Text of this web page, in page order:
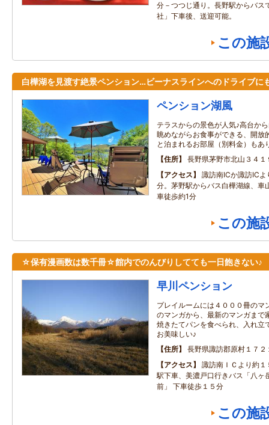
分－つつじ通り。長野駅からバス
社」下車後、送迎可能。
この施
白樺湖を見渡す絶景ペンション…ビーナスラインへのドライブに
ペンション湖風
テラスからの景色が人気♪高台か
眺めながらお食事ができる、開放
と泊まれるお部屋（別料金）もあ
住所
長野県茅野市北山３４１
アクセス
諏訪南ICか諏訪IC
分。茅野駅からバス白樺湖線、車
車徒歩約1分
この施
☆保有漫画数は数千冊☆館内でのんびりしてても一日飽きない♪
早川ペンション
プレイルームには４０００冊のマ
のマンガから、最新のマンガまで
焼きたてパンを食べられ、入れ立
お美味しい♪
住所
長野県諏訪郡原村１７２
アクセス
諏訪南ＩＣより約
駅下車、美濃戸口行きバス「八ヶ
前」 下車徒歩１５分
この施